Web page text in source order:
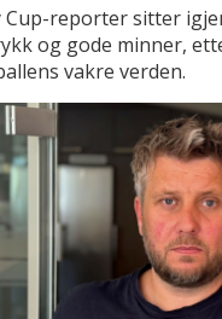
Cup-reporter sitter
og gode minner,
vakre verden.